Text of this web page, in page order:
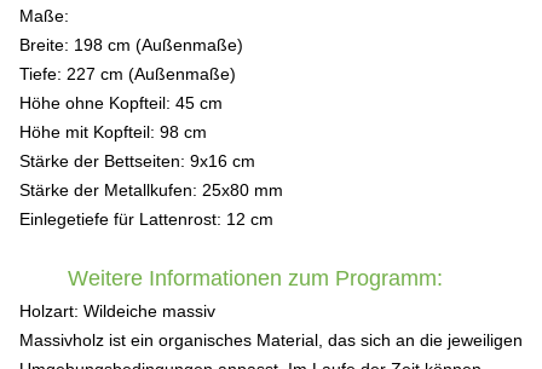
Maße:
Breite: 198 cm (Außenmaße)
Tiefe: 227 cm (Außenmaße)
Höhe ohne Kopfteil: 45 cm
Höhe mit Kopfteil: 98 cm
Stärke der Bettseiten: 9x16 cm
Stärke der Metallkufen: 25x80 mm
Einlegetiefe für Lattenrost: 12 cm
Weitere Informationen zum Programm:
Holzart: Wildeiche massiv
Massivholz ist ein organisches Material, das sich an die jeweiligen